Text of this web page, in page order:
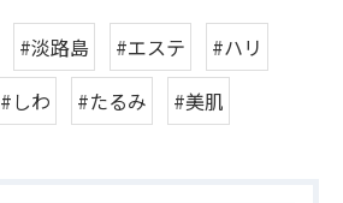
#淡路島 #エステ
#ハリ
#しわ #たるみ #美肌